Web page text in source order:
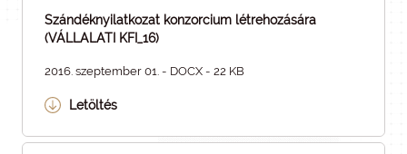
Szándéknyilatkozat konzorcium létrehozására
(VÁLLALATI KFI_16)
2016. szeptember 01. - DOCX - 22 KB
Letöltés